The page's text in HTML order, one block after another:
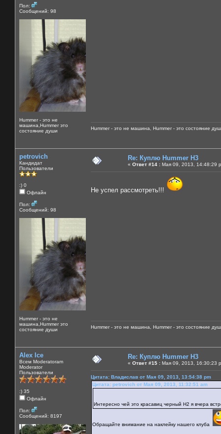
Пол:
Сообщений: 98
Hummer - это не
машина,Hummer это
состояние души
Hummer - это не машина, Hummer - это состояние
petrovich
Кандидат
Пользователи
:) 0
Офлайн
Пол:
Сообщений: 98
Hummer - это не
машина,Hummer это
состояние души
Re: Куплю Hummer H3
« Ответ #14 : Мая 09, 2013, 14:48:29
Не успел рассмотреть!!!
Hummer - это не машина, Hummer - это состояние
Alex Ice
Всем Moderatoram
Moderator
Пользователи
:) 35
Офлайн
Пол:
Сообщений: 8197
Re: Куплю Hummer H3
« Ответ #15 : Мая 09, 2013, 16:30:23
Цитата: Владислав от Мая 09, 2013, 13:54:38 pm
Цитата: petrovich от Мая 09, 2013, 11:32:51 am
Интересно чей это красавиц черный Н2 я вчера
Обращайте внимание на наклейку нашего клуба